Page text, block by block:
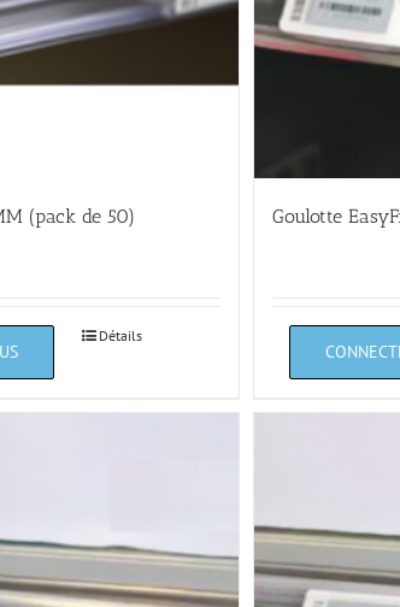
(pack de 50)
Détails
Goulotte